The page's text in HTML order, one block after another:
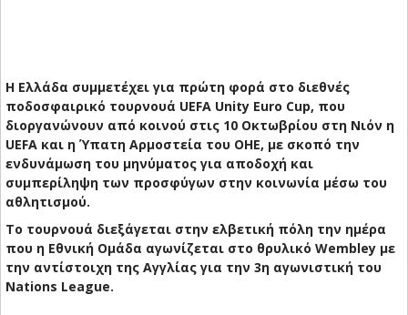
Η Ελλάδα συμμετέχει για πρώτη φορά στο διεθνές
ποδοσφαιρικό τουρνουά UEFA Unity Euro Cup, που
διοργανώνουν από κοινού στις 10 Οκτωβρίου στη Νιόν η
UEFA και η Ύπατη Αρμοστεία του ΟΗΕ, με σκοπό την
ενδυνάμωση του μηνύματος για αποδοχή και
συμπερίληψη των προσφύγων στην κοινωνία μέσω του
αθλητισμού.
Το τουρνουά διεξάγεται στην ελβετική πόλη την ημέρα
που η Εθνική Ομάδα αγωνίζεται στο θρυλικό Wembley με
την αντίστοιχη της Αγγλίας για την 3η αγωνιστική του
Nations League.